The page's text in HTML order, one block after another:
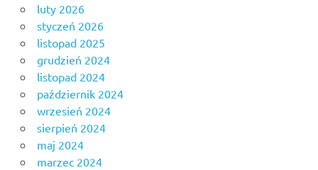
luty 2026
styczeń 2026
listopad 2025
grudzień 2024
listopad 2024
październik 2024
wrzesień 2024
sierpień 2024
maj 2024
marzec 2024